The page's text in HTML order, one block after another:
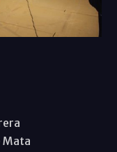
Mata